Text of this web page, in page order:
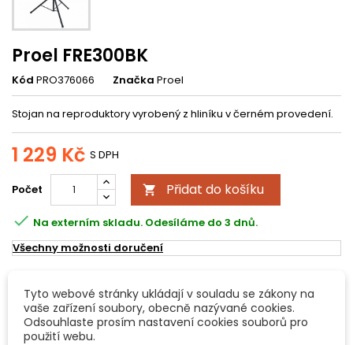
Proel FRE300BK
Kód PRO376066 Značka Proel
Stojan na reproduktory vyrobený z hliníku v černém provedení.
1 229 Kč S DPH
Počet  Přidat do košíku
 Na externím skladu. Odesíláme do 3 dnů.
Všechny možnosti doručení
POPIS DETAILY PRODUKTU
Hliníkový reproduktorový stojan
Tyto webové stránky ukládají v souladu se zákony na
vaše zařízení soubory, obecně nazývané cookies.
Odsouhlaste prosím nastavení cookies souborů pro
použití webu.